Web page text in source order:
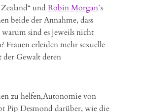
und Robin Morgan`s
beide der Annahme, dass
sind es jeweils nicht
Frauen erleiden mehr sexuelle
Gewalt deren
zu helfen,Autonomie von
Pip Desmond darüber, wie die